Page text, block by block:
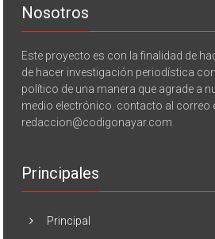
Nosotros
Este proyecto es con la finalidad de
de hacer investigación periodística
político de una manera que agrade a
medio electrónico. contacto al correo
redaccion@codigonayar.com
Principales
Principal